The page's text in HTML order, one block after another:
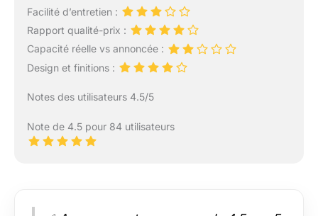
Facilité d’entretien :
Rapport qualité-prix :
Capacité réelle vs annoncée :
Design et finitions :
Notes des utilisateurs 4.5/5
Note de 4.5 pour 84 utilisateurs